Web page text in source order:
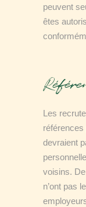
peuvent
êtes
Les
devraient
voisins.
n’ont pas